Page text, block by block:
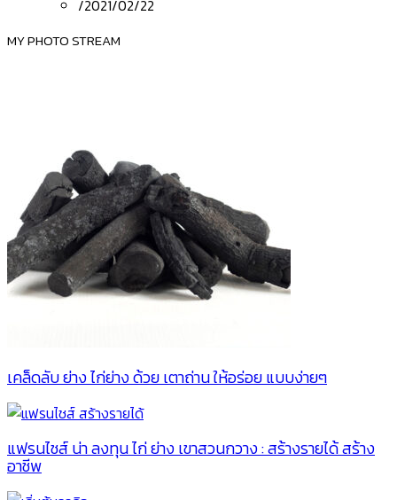
/2021/02/22
MY PHOTO STREAM
เคล็ดลับ ย่าง ไก่ย่าง ด้วย เตาถ่าน ให้อร่อย แบบง่ายๆ
แฟรนไชส์ น่า ลงทุน ไก่ ย่าง เขาสวนกวาง : สร้างรายได้ สร้าง
อาชีพ